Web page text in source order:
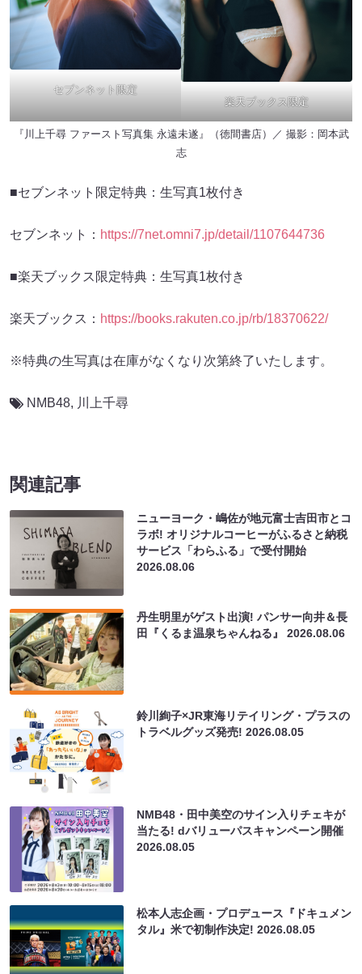
セブンネット限定
楽天ブックス限定
『川上千尋 ファースト写真集 永遠未遂』（徳間書店）／ 撮影：岡本武
志
■セブンネット限定特典：生写真1枚付き
セブンネット： https://7net.omni7.jp/detail/1107644736
■楽天ブックス限定特典：生写真1枚付き
楽天ブックス： https://books.rakuten.co.jp/rb/18370622/
※特典の生写真は在庫がなくなり次第終了いたします。
NMB48, 川上千尋
関連記事
ニューヨーク・嶋佐が地元富士吉田市とコ
ラボ! オリジナルコーヒーがふるさと納税
サービス「わらふる」で受付開始
2026.08.06
丹生明里がゲスト出演! パンサー向井＆長
田『くるま温泉ちゃんねる』2026.08.06
鈴川絢子×JR東海リテイリング・プラスの
トラベルグッズ発売!2026.08.05
NMB48・田中美空のサイン入りチェキが
当たる! dバリューパスキャンペーン開催
2026.08.05
松本人志企画・プロデュース『ドキュメン
タル』米で初制作決定!2026.08.05